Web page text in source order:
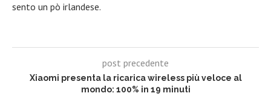
sento un pò irlandese.
post precedente
Xiaomi presenta la ricarica wireless più veloce al
mondo: 100% in 19 minuti